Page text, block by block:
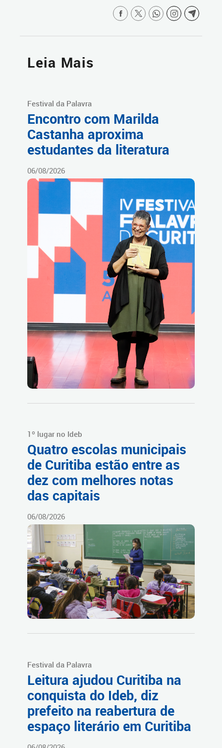
Leia Mais
Festival da Palavra
Encontro com Marilda
Castanha aproxima
estudantes da literatura
06/08/2026
1º lugar no Ideb
Quatro escolas municipais
de Curitiba estão entre as
dez com melhores notas
das capitais
06/08/2026
Festival da Palavra
Leitura ajudou Curitiba na
conquista do Ideb, diz
prefeito na reabertura de
espaço literário em Curitiba